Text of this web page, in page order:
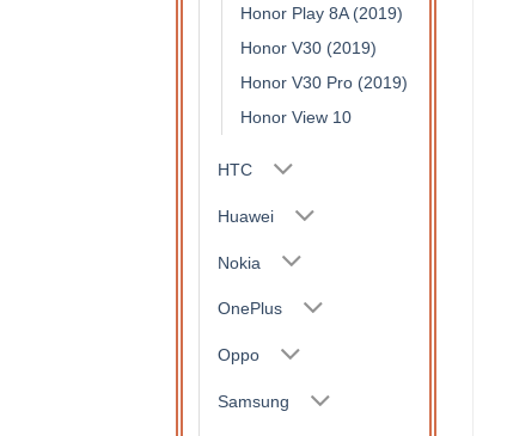
Honor Play 8A (2019)
Honor V30 (2019)
Honor V30 Pro (2019)
Honor View 10
HTC
Huawei
Nokia
OnePlus
Oppo
Samsung